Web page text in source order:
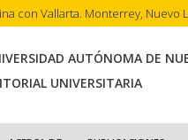
con Vallarta. Monterrey, Nuevo
AUTÓNOMA DE
UNIVERSITARIA
INICIO